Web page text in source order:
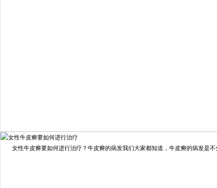
我要咨询 我要预约
女性牛皮癣要如何进行治疗？牛皮癣的病发我们大家都知道，牛皮癣的病发是不